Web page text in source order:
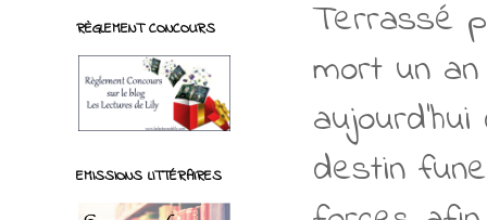
Terrassé
mort un
destin
RÈGLEMENT CONCOURS
EMISSIONS LITTÉRAIRES